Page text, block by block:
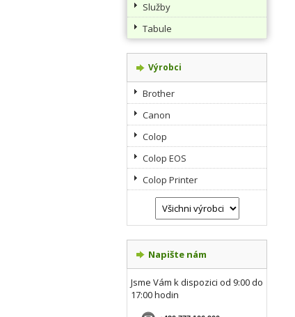
Služby
Tabule
Výrobci
Brother
Canon
Colop
Colop EOS
Colop Printer
Napište nám
Jsme Vám k dispozici od 9:00 do
17:00 hodin